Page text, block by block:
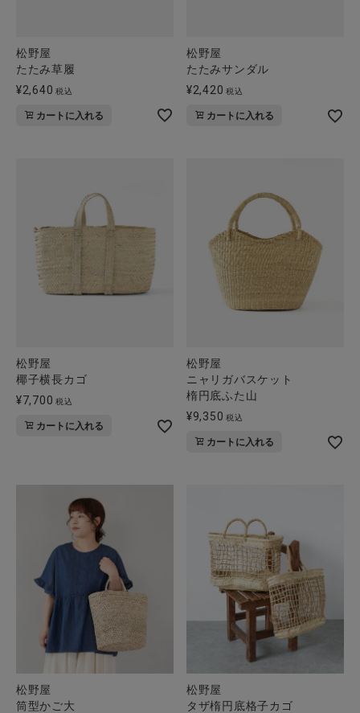
松野屋
たたみ草履
¥2,640 税込
カートに入れる
松野屋
たたみサンダル
¥2,420 税込
カートに入れる
松野屋
椰子横長カゴ
¥7,700 税込
カートに入れる
松野屋
ニャリガバスケット
楕円底ふた山
¥9,350 税込
カートに入れる
松野屋
筒型かご大
松野屋
タザ楕円底格子カゴ